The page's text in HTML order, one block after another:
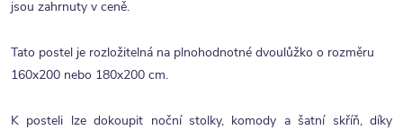
jsou zahrnuty v ceně.
Tato postel je rozložitelná na plnohodnotné dvoulůžko o rozměru
160x200 nebo 180x200 cm.
K posteli lze dokoupit noční stolky, komody a šatní skříň, díky